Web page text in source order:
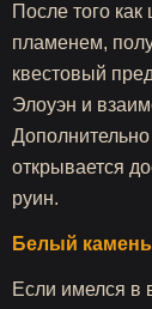
После того
пламенем,
квестовый
Элоуэн и
открывается
руин.
Белый камень
Если имелся в